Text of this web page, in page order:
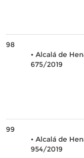
98
• Alcalá de
675/2019
99
• Alcalá de
954/2019